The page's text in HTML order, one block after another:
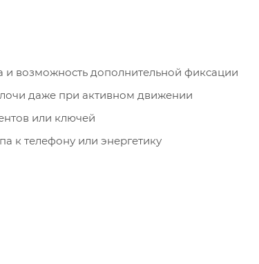
возможность дополнительной фиксации
даже при активном движении
или ключей
к телефону или энергетику